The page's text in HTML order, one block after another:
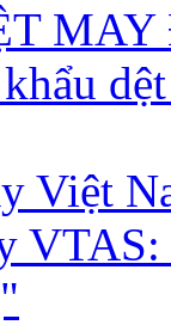
Việt